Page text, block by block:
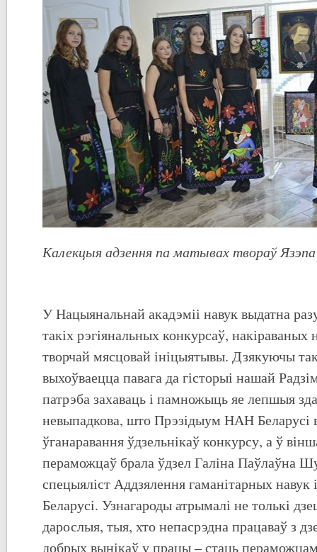
Калекцыя адзення па матывах твораў Язэпа
У Нацыянальнай акадэміі навук выдатна
такіх рэгіянальных конкурсаў, накіраваных
творчай мясцовай ініцыятывы. Дзякуючы
выхоўваецца павага да гісторыі нашай
патрэба захаваць і памножыць яе лепшыя
невыпадкова, што Прэзідыум НАН Беларусі
ўганаравання ўдзельнікаў конкурсу, а ў
пераможцаў брала ўдзел Галіна Паўлаўна
спецыяліст Аддзялення гаманітарных
Беларусі. Узнагароды атрымалі не толькі
дарослыя, тыя, хто непасрэдна працаваў з
добрых вынікаў у працы – стаць